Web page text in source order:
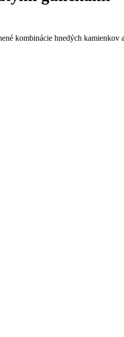
kombinácie hnedých